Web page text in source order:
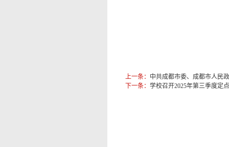
上一条： 中共成都市委、成都市人民
下一条： 学校召开2025年第三季度定